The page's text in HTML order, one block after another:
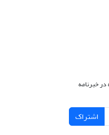
خبرنامه
اشتراک